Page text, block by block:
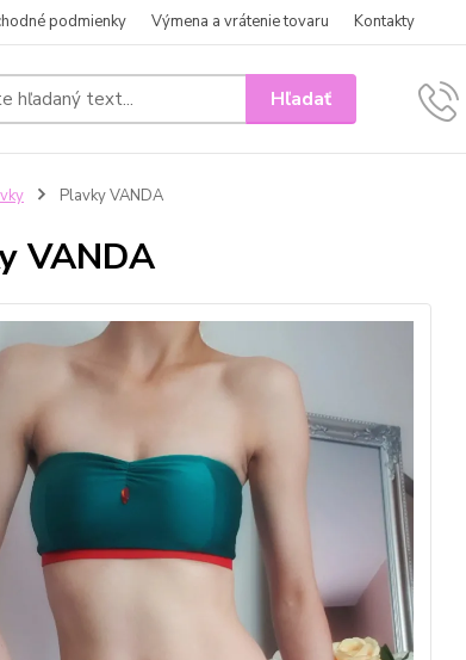
podmienky Výmena a vrátenie tovaru Kontakty
Hľadať
Plavky VANDA
VANDA